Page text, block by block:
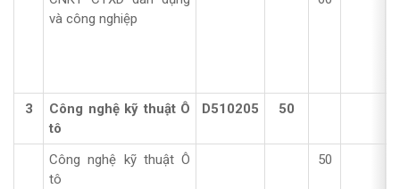
và công nghiệp
3
Công nghệ kỹ thuật Ô
tô
D510205 50
Công nghệ kỹ thuật Ô
tô
50